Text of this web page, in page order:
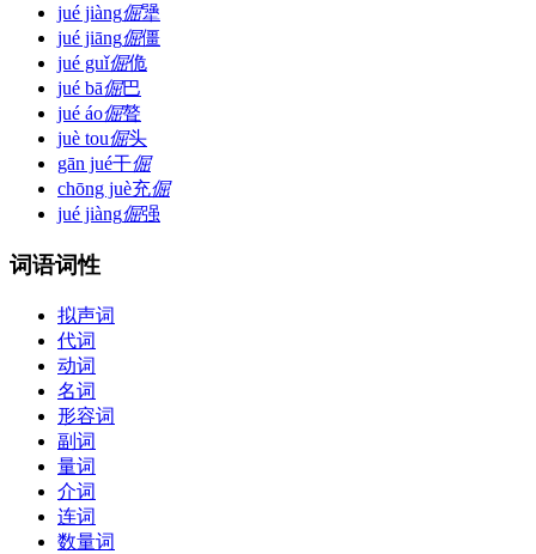
jué jiàng倔犟
jué jiāng倔僵
jué guǐ倔佹
jué bā倔巴
jué áo倔聱
juè tou倔头
gān jué干倔
chōng juè充倔
jué jiàng倔强
词语词性
拟声词
代词
动词
名词
形容词
副词
量词
介词
连词
数量词